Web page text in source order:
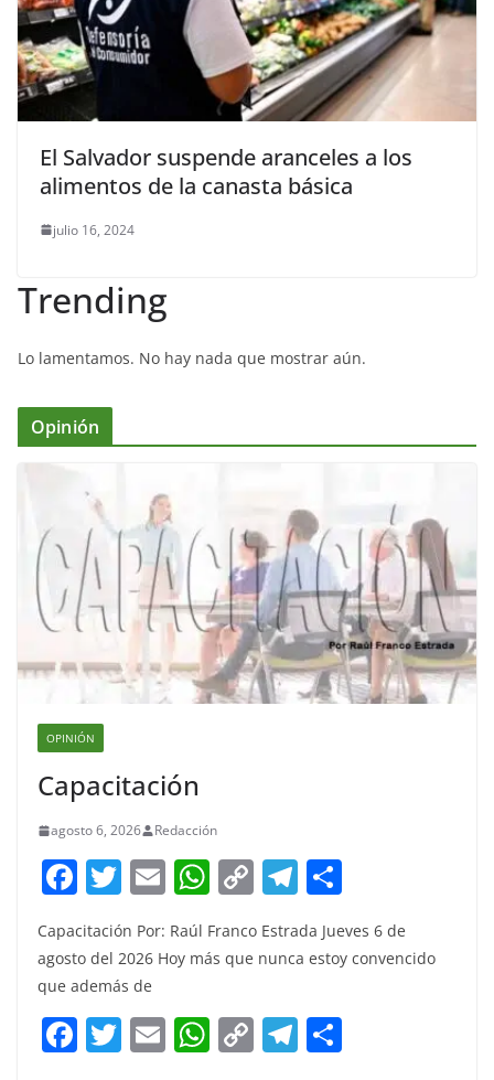
El Salvador suspende aranceles a los
alimentos de la canasta básica
julio 16, 2024
Trending
Lo lamentamos. No hay nada que mostrar aún.
Opinión
OPINIÓN
Capacitación
agosto 6, 2026 Redacción
F
a
c
e
b
o
T
itt
er
E
m
ai
W
at
A
p
C
p
Li
n
T
el
e
a
m
ar
e
Capacitación Por: Raúl Franco Estrada Jueves 6 de
agosto del 2026 Hoy más que nunca estoy convencido
que además de
F T E W C T